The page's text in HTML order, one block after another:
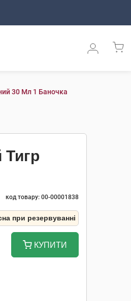
30 Мл 1 Баночка
код товару: 00-00001838
при резервуванні
КУПИТИ